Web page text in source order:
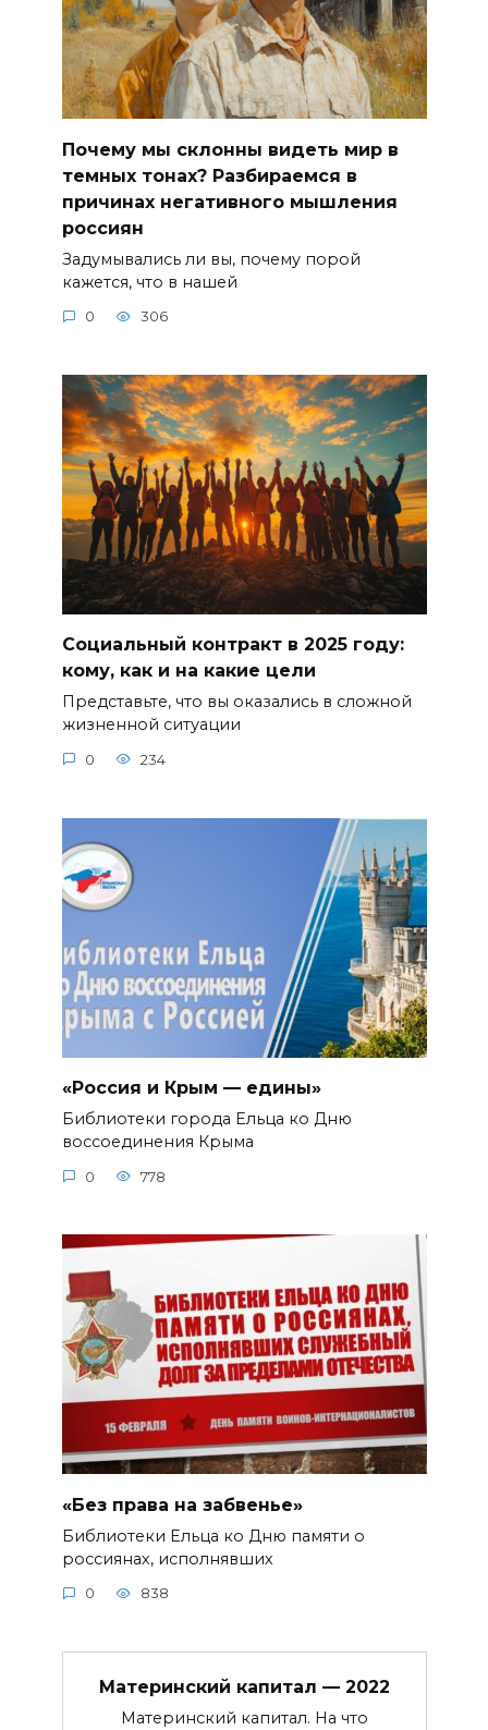
Почему мы склонны видеть мир в
темных тонах? Разбираемся в
причинах негативного мышления
россиян
Задумывались ли вы, почему порой
кажется, что в нашей
0 306
Социальный контракт в 2025 году:
кому, как и на какие цели
Представьте, что вы оказались в сложной
жизненной ситуации
0 234
«Россия и Крым — едины»
Библиотеки города Ельца ко Дню
воссоединения Крыма
0 778
«Без права на забвенье»
Библиотеки Ельца ко Дню памяти о
россиянах, исполнявших
0 838
Материнский капитал — 2022
Материнский капитал. На что